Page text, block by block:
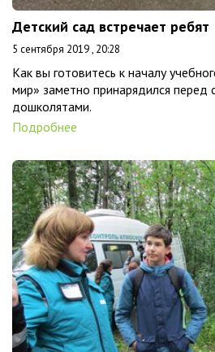
Детский сад встречает ребят
5 сентября 2019 , 20:28
Как вы готовитесь к началу
мир» заметно принарядился перед
дошколятами.
Подробнее